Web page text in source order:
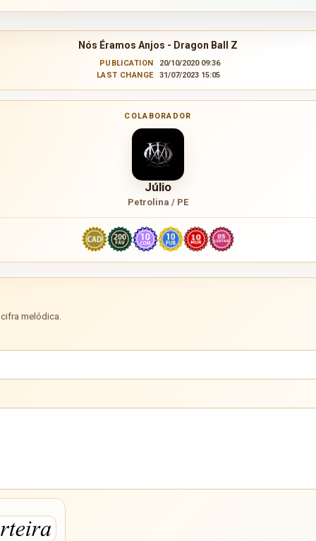
Nós Éramos Anjos - Dragon Ball Z
PUBLICATION
20/10/2020 09:36
LAST CHANGE
31/07/2023 15:05
COLABORADOR
Júlio
Petrolina / PE
melódica.